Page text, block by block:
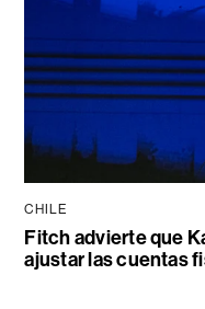
CHILE
Fitch advierte que
ajustar las cuentas